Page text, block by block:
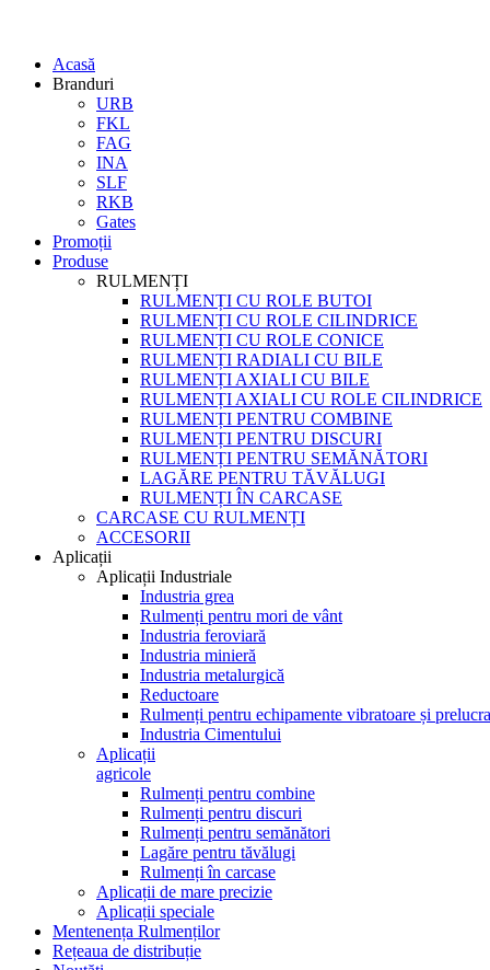
Acasă
Branduri
URB
FKL
FAG
INA
SLF
RKB
Gates
Promoții
Produse
RULMENȚI
RULMENȚI CU ROLE BUTOI
RULMENȚI CU ROLE CILINDRICE
RULMENȚI CU ROLE CONICE
RULMENȚI RADIALI CU BILE
RULMENȚI AXIALI CU BILE
RULMENȚI AXIALI CU ROLE CILINDRICE
RULMENȚI PENTRU COMBINE
RULMENȚI PENTRU DISCURI
RULMENȚI PENTRU SEMĂNĂTORI
LAGĂRE PENTRU TĂVĂLUGI
RULMENȚI ÎN CARCASE
CARCASE CU RULMENȚI
ACCESORII
Aplicații
Aplicații Industriale
Industria grea
Rulmenți pentru mori de vânt
Industria feroviară
Industria minieră
Industria metalurgică
Reductoare
Rulmenți pentru echipamente vibratoare și
Industria Cimentului
Aplicații
agricole
Rulmenți pentru combine
Rulmenți pentru discuri
Rulmenți pentru semănători
Lagăre pentru tăvălugi
Rulmenți în carcase
Aplicații de mare precizie
Aplicații speciale
Mentenența Rulmenților
Rețeaua de distribuție